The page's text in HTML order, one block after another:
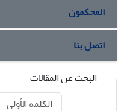
المحكمون
اتصل بنا
البحث عن المقالات